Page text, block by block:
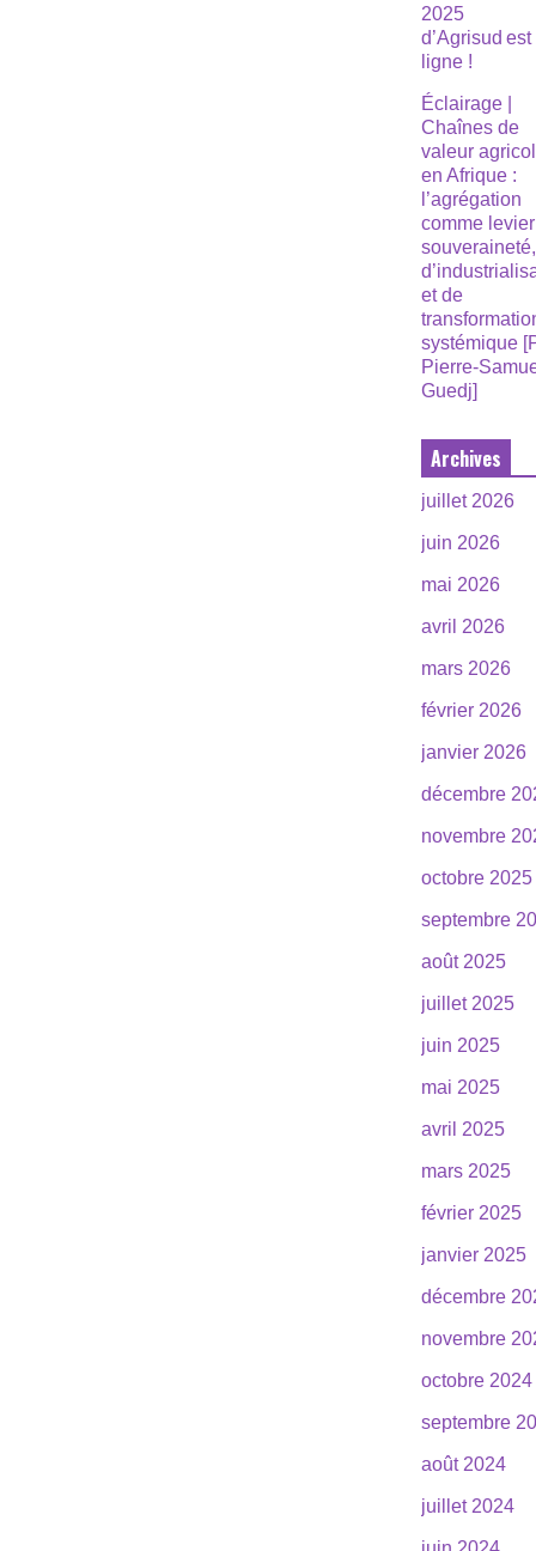
2025
d’Agrisud
ligne !
Éclairage |
Chaînes de
valeur
en Afrique :
l’agrégation
comme
souveraineté,
et de
systémique
Pierre-
Guedj]
Archives
juillet 2026
juin 2026
mai 2026
avril 2026
mars 2026
février 2026
janvier 2026
décembre
novembre
octobre 2025
septembre
août 2025
juillet 2025
juin 2025
mai 2025
avril 2025
mars 2025
février 2025
janvier 2025
décembre
novembre
octobre 2024
septembre
août 2024
juillet 2024